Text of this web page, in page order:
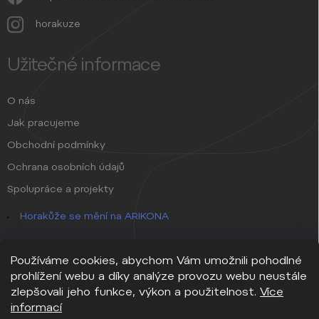
Používáme cookies, abychom Vám umožnili pohodlné
prohlížení webu a díky analýze provozu webu neustále
zlepšovali jeho funkce, výkon a použitelnost. Více
informací
horakuze
Užitečné informace
O nás
Jak pracujeme
Obchodní podmínky
Ochrana osobních údajů
Spolupráce a projekty
Horakůže se mění na ARIKONA